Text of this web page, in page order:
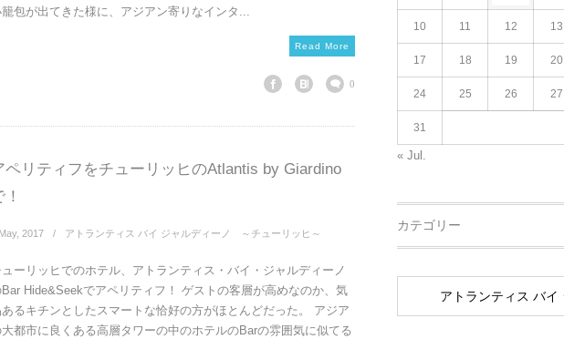
包が出てきた様に、アジアン寄りなインタ...
Read More
0
ペリティフをチューリッヒのAtlantis by Giardino
, 2017 アトランティス バイ ジャルディーノ ～チューリッヒ～
ーリッヒでのホテル、アトランティス・バイ・ジャルディーノ
Hide&Seekでアペリティフ！ ゲストの客層が高めなのか、気
るキチンとしたスマートな恰好の方がほとんどだった。 アジア
都市に良くある高層タワーの中のホテルのBarの雰囲気に似てる
10 11 12 13
17 18 19 20
24 25 26 27
31
« Jul.
カテゴリー